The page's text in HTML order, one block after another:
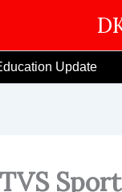
Update